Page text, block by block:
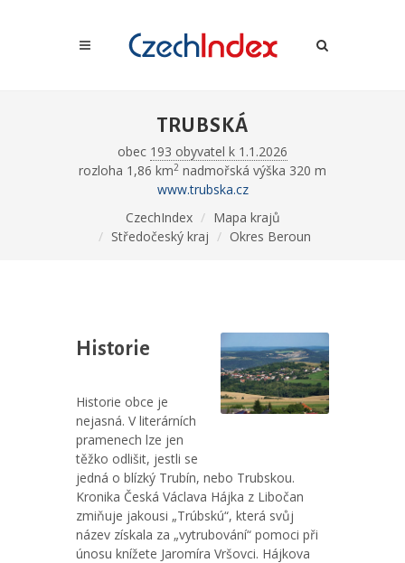
TRUBSKÁ
obec 193 obyvatel k 1.1.2026
rozloha 1,86 km2 nadmořská výška 320 m
www.trubska.cz
CzechIndex
Mapa krajů
Středočeský kraj
Okres Beroun
Historie
Historie obce je
nejasná. V literárních
pramenech lze jen
těžko odlišit, jestli se
jedná o blízký Trubín, nebo Trubskou.
Kronika Česká Václava Hájka z Libočan
zmiňuje jakousi „Trúbskú“, která svůj
název získala za „vytrubování“ pomoci při
únosu knížete Jaromíra Vršovci. Hájkova